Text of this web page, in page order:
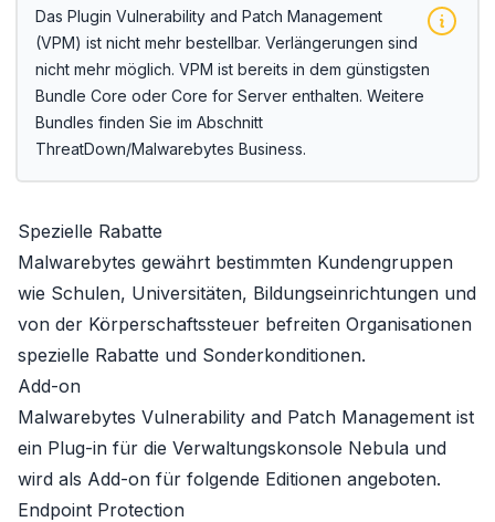
Das Plugin Vulnerability and Patch Management
(VPM) ist nicht mehr bestellbar. Verlängerungen sind
nicht mehr möglich. VPM ist bereits in dem günstigsten
Bundle Core oder Core for Server enthalten. Weitere
Bundles finden Sie im Abschnitt
ThreatDown/Malwarebytes Business.
Spezielle Rabatte
Malwarebytes gewährt bestimmten Kundengruppen
wie Schulen, Universitäten, Bildungseinrichtungen und
von der Körperschaftssteuer befreiten Organisationen
spezielle Rabatte und Sonderkonditionen.
Add-on
Malwarebytes Vulnerability and Patch Management ist
ein Plug-in für die Verwaltungskonsole Nebula und
wird als Add-on für folgende Editionen angeboten.
Endpoint Protection